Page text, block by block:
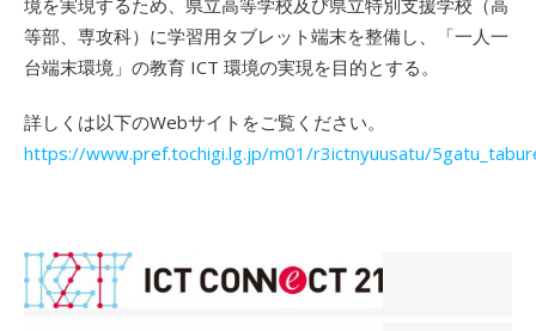
境を実現するため、県立高等学校及び県立特別支援学校（高
等部、専攻科）に学習用タブレット端末を整備し、「一人一
台端末環境」の教育 ICT 環境の実現を目的とする。
詳しくは以下のWebサイトをご覧ください。
https://www.pref.tochigi.lg.jp/m01/r3ictnyuusatu/